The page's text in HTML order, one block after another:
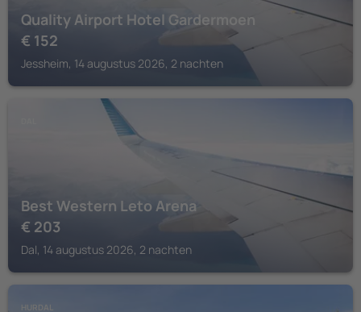
Quality Airport Hotel Gardermoen
€ 152
Jessheim, 14 augustus 2026, 2 nachten
Best Western Leto Arena
€ 203
Dal, 14 augustus 2026, 2 nachten
HURDAL